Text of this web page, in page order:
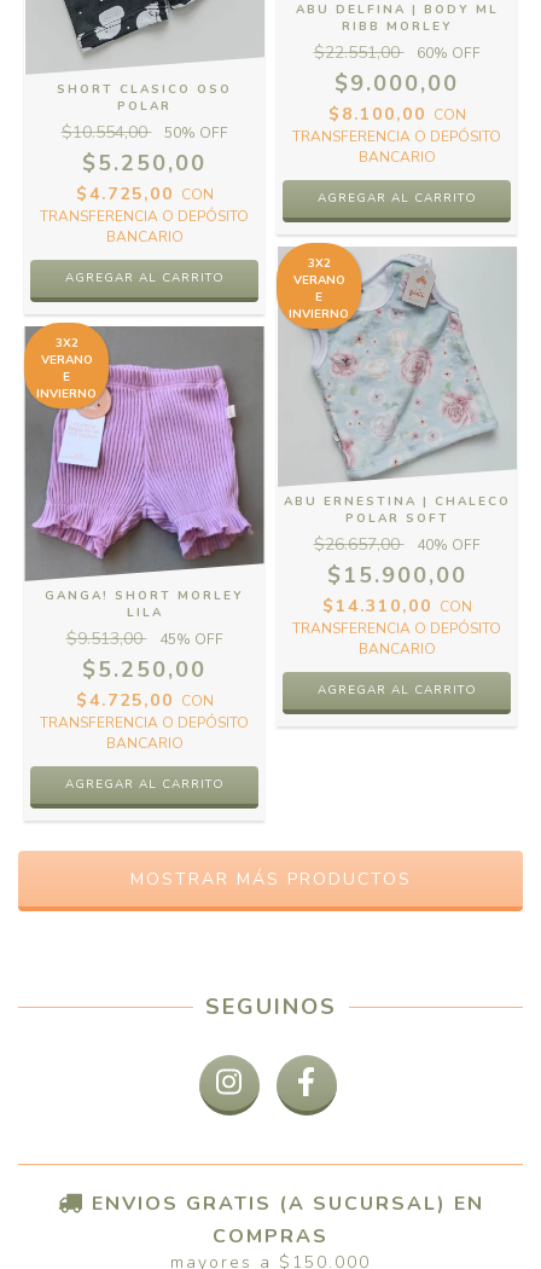
SHORT CLASICO OSO
POLAR
$10.554,00 50% OFF
$5.250,00
$4.725,00 CON
TRANSFERENCIA O DEPÓSITO
BANCARIO
AGREGAR AL CARRITO
ABU DELFINA | BODY ML
RIBB MORLEY
$22.551,00 60% OFF
$9.000,00
$8.100,00 CON
TRANSFERENCIA O DEPÓSITO
BANCARIO
AGREGAR AL CARRITO
3X2
VERANO
E
INVIERNO
GANGA! SHORT MORLEY
LILA
$9.513,00 45% OFF
$5.250,00
$4.725,00 CON
TRANSFERENCIA O DEPÓSITO
BANCARIO
AGREGAR AL CARRITO
3X2
VERANO
E
INVIERNO
ABU ERNESTINA | CHALECO
POLAR SOFT
$26.657,00 40% OFF
$15.900,00
$14.310,00 CON
TRANSFERENCIA O DEPÓSITO
BANCARIO
AGREGAR AL CARRITO
MOSTRAR MÁS PRODUCTOS
SEGUINOS
ENVIOS GRATIS (A SUCURSAL) EN
COMPRAS
mayores a $150.000